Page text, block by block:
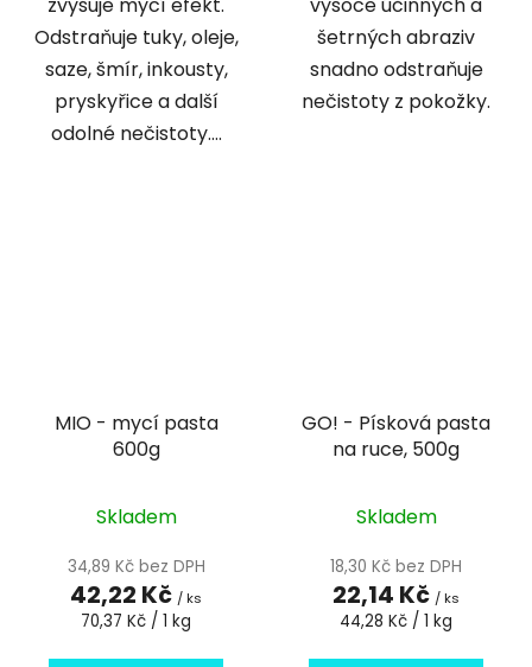
Odstraňuje tuky, oleje,
saze, šmír, inkousty,
pryskyřice a další
odolné nečistoty....
šetrných abraziv
snadno odstraňuje
nečistoty z pokožky.
MIO - mycí pasta
600g
Skladem
34,89 Kč bez DPH
42,22 Kč / ks
Měrná
70,37 Kč / 1 kg
GO! - Písková pasta
na ruce, 500g
Skladem
18,30 Kč bez DPH
22,14 Kč / ks
Měrná
44,28 Kč / 1 kg